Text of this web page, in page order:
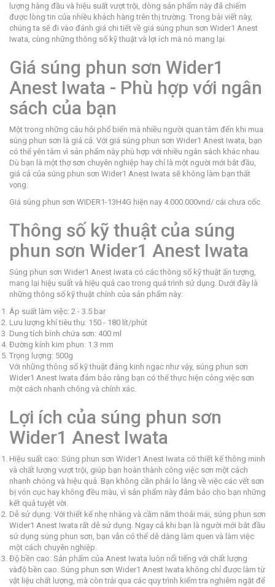
lượng hàng đầu và hiệu suất vượt trội, dòng sản phẩm này đã chiếm
được lòng tin của nhiều khách hàng trên thị trường. Trong bài viết này,
chúng ta sẽ đi vào đánh giá chi tiết về giá súng phun sơn Wider1 Anest
Iwata, cùng những thông số kỹ thuật và lợi ích mà nó mang lại.
Giá súng phun sơn Wider1
Anest Iwata - Phù hợp với ngân
sách của bạn
Một trong những câu hỏi phổ biến mà nhiều người quan tâm đến khi mua
súng phun sơn là giá cả. Với giá súng phun sơn Wider1 Anest Iwata, bạn
có thể yên tâm vì sản phẩm này phù hợp với nhiều ngân sách khác nhau.
Dù bạn là một thợ sơn chuyên nghiệp hay chỉ là một người mới bắt đầu,
giá cả của súng phun sơn Wider1 Anest Iwata sẽ không làm bạn thất
vọng.
Giá súng phun sơn WIDER1-13H4G hiện nay 4.000.000vnd/ cái chưa cốc.
Thông số kỹ thuật của súng
phun sơn Wider1 Anest Iwata
Súng phun sơn Wider1 Anest Iwata có các thông số kỹ thuật ấn tượng,
mang lại hiệu suất và hiệu quả cao trong quá trình sử dụng. Dưới đây là
những thông số kỹ thuật chính của sản phẩm này:
Áp suất làm việc: 2 - 3.5 bar
Lưu lượng khí tiêu thụ: 150 - 180 lít/phút
Dung tích bình chứa sơn: 400 ml
Đường kính kim phun: 1.3 mm
Trọng lượng: 500g
Với những thông số kỹ thuật đáng kinh ngạc như vậy, súng phun sơn
Wider1 Anest Iwata đảm bảo rằng bạn có thể thực hiện công việc sơn
một cách nhanh chóng và chính xác.
Lợi ích của súng phun sơn
Wider1 Anest Iwata
Hiệu suất cao: Súng phun sơn Wider1 Anest Iwata có thiết kế thông minh
và chất lượng vượt trội, giúp bạn hoàn thành công việc sơn một cách
nhanh chóng và hiệu quả. Bạn không cần phải lo lắng về việc các vết sơn
bị vón cục hay không đều màu, vì sản phẩm này đảm bảo cho bạn những
kết quả tuyệt vời.
Dễ sử dụng: Với thiết kế nhẹ nhàng và cầm nắm thoải mái, súng phun sơn
Wider1 Anest Iwata rất dễ sử dụng. Ngay cả khi bạn là người mới bắt đầu
sử dụng súng phun sơn, bạn vẫn có thể dễ dàng làm quen và làm việc
một cách chuyên nghiệp.
Độ bền cao: Sản phẩm của Anest Iwata luôn nổi tiếng với chất lượng
vàđộ bền cao. Súng phun sơn Wider1 Anest Iwata không chỉ được làm từ
vật liệu chất lượng, mà còn trải qua các quy trình kiểm tra nghiêm ngặt để